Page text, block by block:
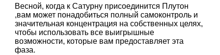
Весной, когда к Сатурну присоединится Плутон
,вам может понадобиться полный самоконтроль и
значительная концентрация на собственных целях,
чтобы использовать все выигрышные
возможности, которые вам предоставляет эта
фаза.